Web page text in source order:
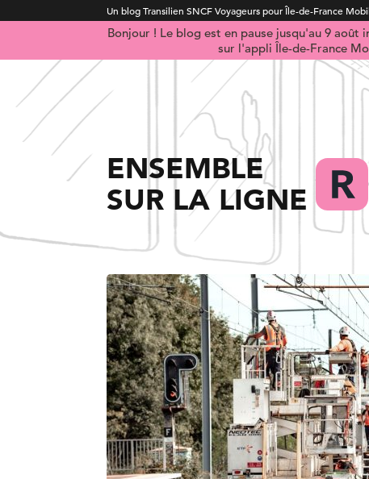
Un blog Transilien SNCF Voyageurs pour Île-de-France
Bonjour ! Le blog est en pause jusqu'au 9 août
sur l'appli Île-de-France
ENSEMBLE
SUR LA LIGNE